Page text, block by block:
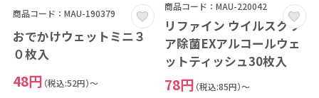
商品コード：MAU-190379
おでかけウェットミニ３
０枚入
48円 （税込:52円）～
商品コード：MAU-220042
リファイン ウイルスクリ
ア除菌EXアルコールウェ
ットティッシュ30枚入
78円 （税込:85円）～